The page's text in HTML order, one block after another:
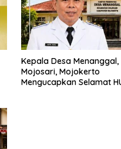
Kepala Desa Menanggal,
Mojosari, Mojokerto
Mengucapkan Selamat